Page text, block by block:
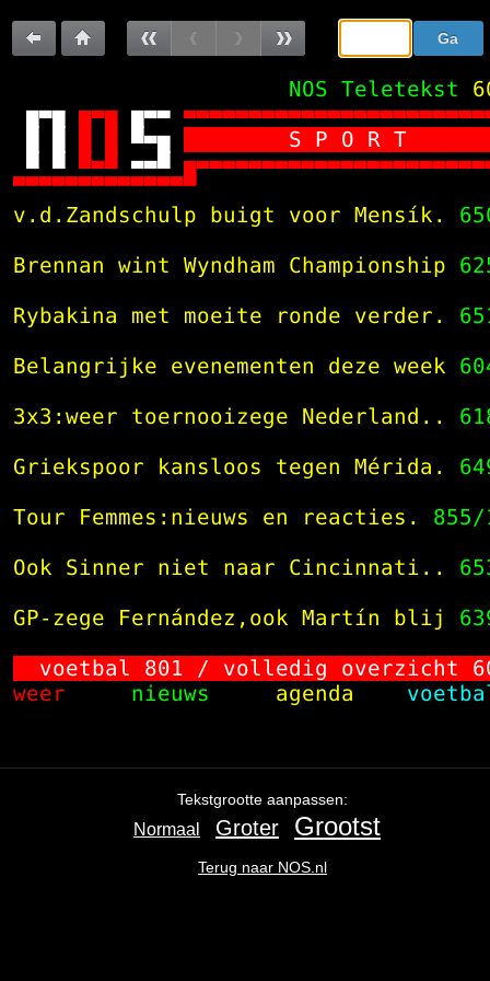
Sla
de
naar
pagina
naar
paginasubpaginasubpagina
pagina
Ga
naar:
NOS Teletekst
  

S P O R
  
v.d.Zandschulp buigt voor Mensík.
Brennan wint Wyndham Championship
Rybakina met moeite ronde verder.
Belangrijke evenementen deze week
3x3:weer toernooizege Nederland..
Griekspoor kansloos tegen Mérida.
Tour Femmes:nieuws en reacties.
855/
Ook Sinner niet naar Cincinnati..
GP-zege Fernández,ook Martín blij
voetbal 801 / volledig overzicht
weer
nieuws agenda
naar
Tekstgrootte aanpassen:
Normaal Groter Grootst
Terug naar NOS.nl